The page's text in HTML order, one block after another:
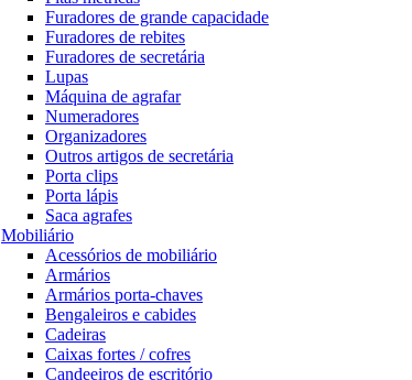
Furadores de grande capacidade
Furadores de rebites
Furadores de secretária
Lupas
Máquina de agrafar
Numeradores
Organizadores
Outros artigos de secretária
Porta clips
Porta lápis
Saca agrafes
Mobiliário
Acessórios de mobiliário
Armários
Armários porta-chaves
Bengaleiros e cabides
Cadeiras
Caixas fortes / cofres
Candeeiros de escritório